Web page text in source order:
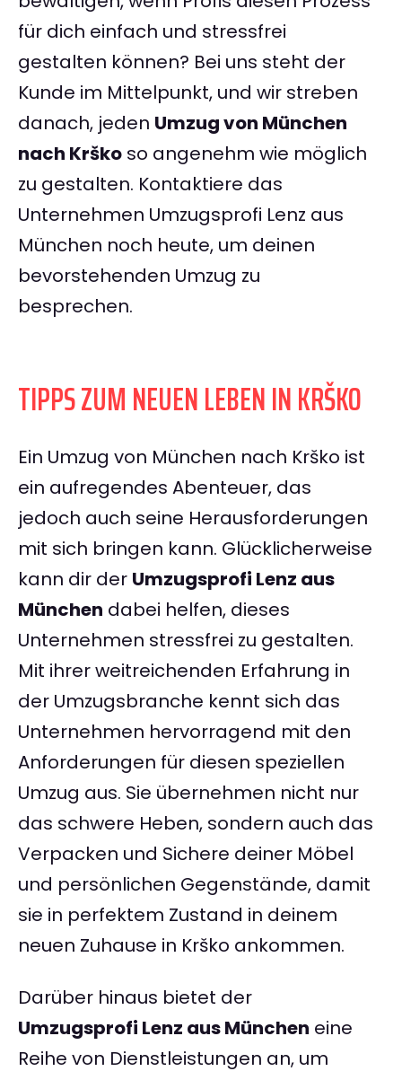
für dich einfach und stressfrei
gestalten können? Bei uns steht der
Kunde im Mittelpunkt, und wir streben
danach, jeden Umzug von München
nach Krško so angenehm wie möglich
zu gestalten. Kontaktiere das
Unternehmen Umzugsprofi Lenz aus
München noch heute, um deinen
bevorstehenden Umzug zu
besprechen.
TIPPS ZUM NEUEN LEBEN IN KRŠKO
Ein Umzug von München nach Krško ist
ein aufregendes Abenteuer, das
jedoch auch seine Herausforderungen
mit sich bringen kann. Glücklicherweise
kann dir der Umzugsprofi Lenz aus
München dabei helfen, dieses
Unternehmen stressfrei zu gestalten.
Mit ihrer weitreichenden Erfahrung in
der Umzugsbranche kennt sich das
Unternehmen hervorragend mit den
Anforderungen für diesen speziellen
Umzug aus. Sie übernehmen nicht nur
das schwere Heben, sondern auch das
Verpacken und Sichere deiner Möbel
und persönlichen Gegenstände, damit
sie in perfektem Zustand in deinem
neuen Zuhause in Krško ankommen.
Darüber hinaus bietet der
Umzugsprofi Lenz aus München eine
Reihe von Dienstleistungen an, um